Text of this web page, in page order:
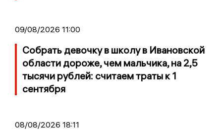
09/08/2026 11:00
Собрать девочку в школу в Ивановской
области дороже, чем мальчика, на 2,5
тысячи рублей: считаем траты к 1
сентября
08/08/2026 18:11